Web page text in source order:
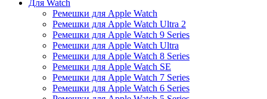
Для Watch
Ремешки для Apple Watch
Ремешки для Apple Watch Ultra 2
Ремешки для Apple Watch 9 Series
Ремешки для Apple Watch Ultra
Ремешки для Apple Watch 8 Series
Ремешки для Apple Watch SE
Ремешки для Apple Watch 7 Series
Ремешки для Apple Watch 6 Series